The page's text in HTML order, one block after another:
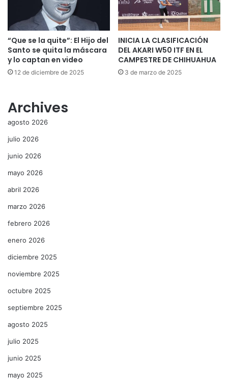
“Que se la quite”: El Hijo del
Santo se quita la máscara
y lo captan en video
12 de diciembre de 2025
INICIA LA CLASIFICACIÓN
DEL AKARI W50 ITF EN EL
CAMPESTRE DE CHIHUAHUA
3 de marzo de 2025
Archives
agosto 2026
julio 2026
junio 2026
mayo 2026
abril 2026
marzo 2026
febrero 2026
enero 2026
diciembre 2025
noviembre 2025
octubre 2025
septiembre 2025
agosto 2025
julio 2025
junio 2025
mayo 2025